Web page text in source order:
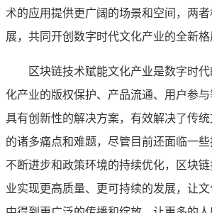
术的应用提供更广阔的场景和空间，两
展，共同开创数字时代文化产业的全新格
区块链技术赋能文化产业是数字时
化产业的版权保护、产品流通、用户参
具有创新性的解决方案，有效解决了传
的诸多痛点和难题，尽管目前还面临一
不断进步和政策环境的持续优化，区块
业实现更高质量、更可持续的发展，让